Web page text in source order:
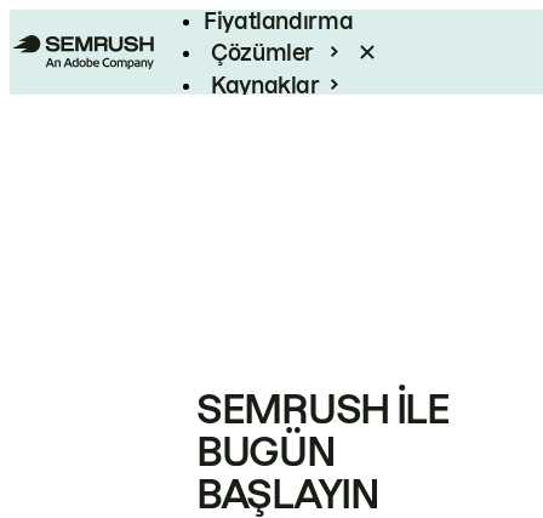
Fiyatlandırma
Çözümler
Kaynaklar
SEMRUSH ILE
BUGÜN
BAŞLAYIN